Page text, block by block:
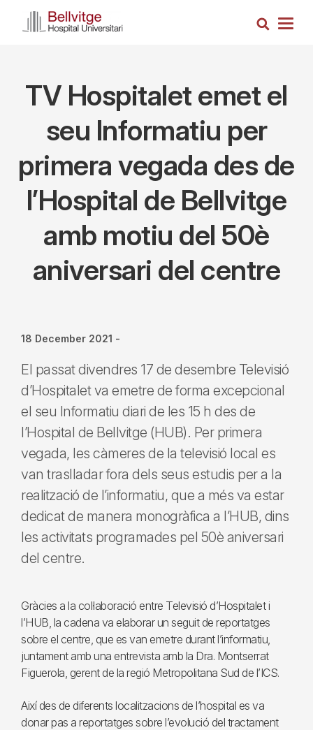
Search
TV Hospitalet emet el
seu Informatiu per
primera vegada des de
l’Hospital de Bellvitge
amb motiu del 50è
aniversari del centre
18 December 2021 -
El passat divendres 17 de desembre Televisió
d’Hospitalet va emetre de forma excepcional
el seu Informatiu diari de les 15 h des de
l’Hospital de Bellvitge (HUB). Per primera
vegada, les càmeres de la televisió local es
van traslladar fora dels seus estudis per a la
realització de l’informatiu, que a més va estar
dedicat de manera monogràfica a l’HUB, dins
les activitats programades pel 50è aniversari
del centre.
Gràcies a la col·laboració entre Televisió d’Hospitalet i
l’HUB, la cadena va elaborar un seguit de reportatges
sobre el centre, que es van emetre durant l’informatiu,
juntament amb una entrevista amb la Dra. Montserrat
Figuerola, gerent de la regió Metropolitana Sud de l’ICS.
Així des de diferents localitzacions de l’hospital es va
donar pas a reportatges sobre l’evolució del tractament